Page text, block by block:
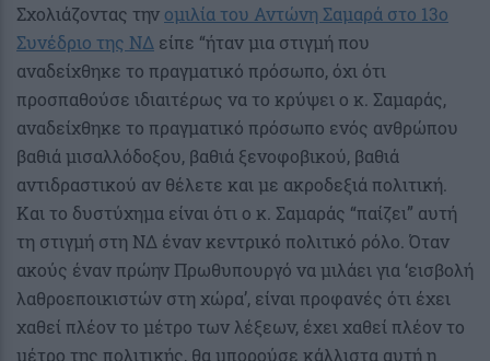
Σχολιάζοντας την ομιλία του Αντώνη Σαμαρά στο 13ο
Συνέδριο της ΝΔ είπε “ήταν μια στιγμή που
αναδείχθηκε το πραγματικό πρόσωπο, όχι ότι
προσπαθούσε ιδιαιτέρως να το κρύψει ο κ. Σαμαράς,
αναδείχθηκε το πραγματικό πρόσωπο ενός ανθρώπου
βαθιά μισαλλόδοξου, βαθιά ξενοφοβικού, βαθιά
αντιδραστικού αν θέλετε και με ακροδεξιά πολιτική.
Και το δυστύχημα είναι ότι ο κ. Σαμαράς “παίζει” αυτή
τη στιγμή στη ΝΔ έναν κεντρικό πολιτικό ρόλο. Όταν
ακούς έναν πρώην Πρωθυπουργό να μιλάει για ‘εισβολή
λαθροεποικιστών στη χώρα’, είναι προφανές ότι έχει
χαθεί πλέον το μέτρο των λέξεων, έχει χαθεί πλέον το
μέτρο της πολιτικής, θα μπορούσε κάλλιστα αυτή η